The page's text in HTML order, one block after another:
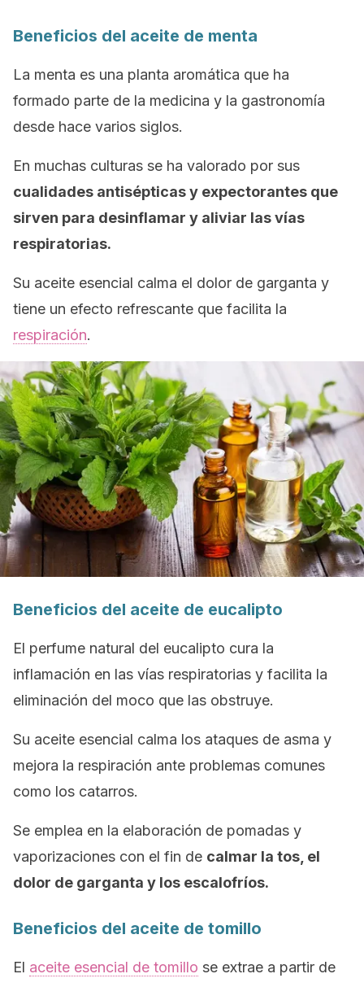
Beneficios del aceite de menta
La menta es una planta aromática que ha
formado parte de la medicina y la gastronomía
desde hace varios siglos.
En muchas culturas se ha valorado por sus
cualidades antisépticas y expectorantes que
sirven para desinflamar y aliviar las vías
respiratorias.
Su aceite esencial calma el dolor de garganta y
tiene un efecto refrescante que facilita la
respiración.
Beneficios del aceite de eucalipto
El perfume natural del eucalipto cura la
inflamación en las vías respiratorias y facilita la
eliminación del moco que las obstruye.
Su aceite esencial calma los ataques de asma y
mejora la respiración ante problemas comunes
como los catarros.
Se emplea en la elaboración de pomadas y
vaporizaciones con el fin de calmar la tos, el
dolor de garganta y los escalofríos.
Beneficios del aceite de tomillo
El aceite esencial de tomillo se extrae a partir de